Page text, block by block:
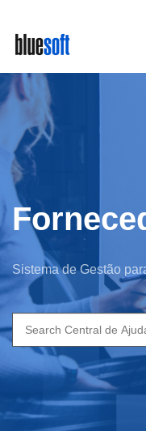
main
content
Sistema de Gestão
Search
for: